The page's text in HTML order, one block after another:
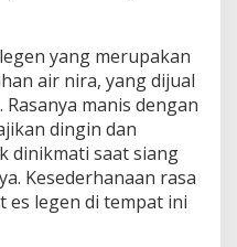
yang merupakan
air nira, yang dijual
manis dengan
dingin dan
dinikmati saat siang
Kesederhanaan rasa
es legen di tempat ini